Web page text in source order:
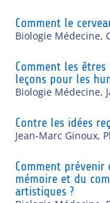
Comment le
Biologie Médecine,
Comment les
leçons pour les
Biologie Médecine,
Contre les idées
Jean-Marc Ginoux,
Comment
mémoire et du
artistiques ?